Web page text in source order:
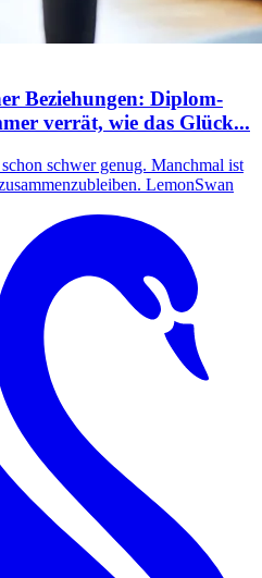
Beziehungen: Diplom-
verrät, wie das Glück...
schwer genug. Manchmal ist
LemonSwan